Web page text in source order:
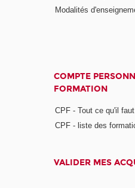
Modalités
COMPTE
FORMATION
CPF - Tout ce qu'il
CPF - liste des
VALIDER MES